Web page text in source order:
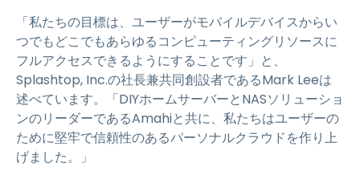
「私たちの目標は、ユーザーがモバイルデバイスからい
つでもどこでもあらゆるコンピューティングリソースに
フルアクセスできるようにすることです」と、
Splashtop, Inc.の社長兼共同創設者であるMark Leeは
述べています。「DIYホームサーバーとNASソリューショ
ンのリーダーであるAmahiと共に、私たちはユーザーの
ために堅牢で信頼性のあるパーソナルクラウドを作り上
げました。」